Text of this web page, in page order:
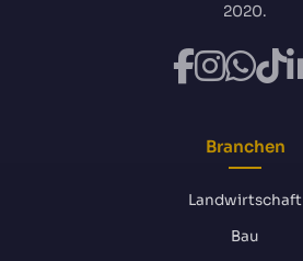
2020.
Branchen
Landwirtschaft
Bau